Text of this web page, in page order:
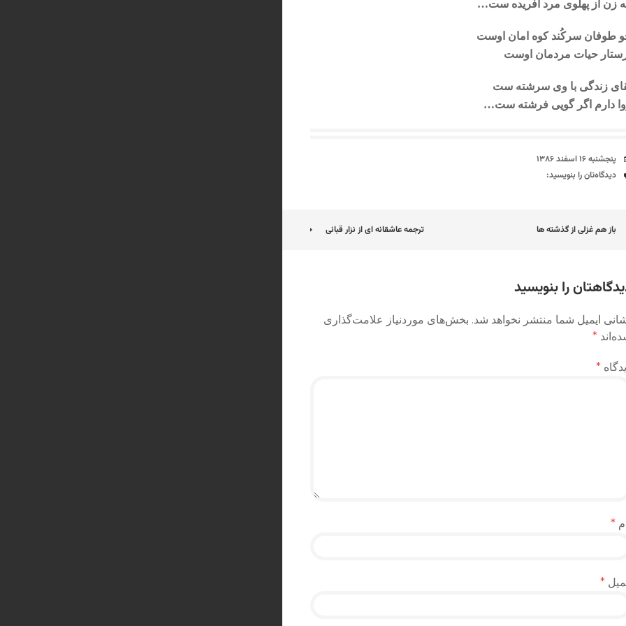
زن از پهلوی مرد آفریده ست…
طوفان سرکُند کوه امان اوست
حیات مردمان اوست
زندگی با وی سرشته ست
دارم اگر گویی فرشته ست…
تاریخ
پنجشنبه ۱۶ اسفند ۱۳۸۶
دیدگاه‌ها
دیدگاه‌تان را بنویسید:
باز هم غزلی از گذشته ها ترجمه عاشقانه ای از نزار قبانی
را بنویسید
ایمیل شما منتشر نخواهد شد. بخش‌های موردنیاز علامت‌گذاری
*
*
*
*